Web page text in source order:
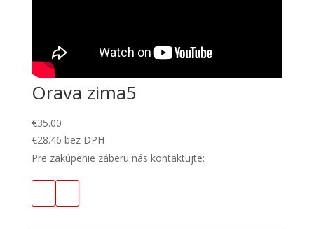
Orava zima5
€35.00
€28.46 bez DPH
Pre zakúpenie záberu nás kontaktujte: